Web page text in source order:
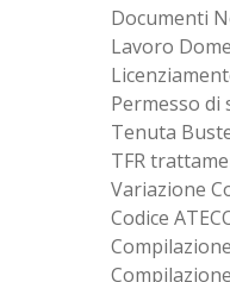
Documenti
Lavoro
Permesso
Tenuta
TFR
Variazione
Codice